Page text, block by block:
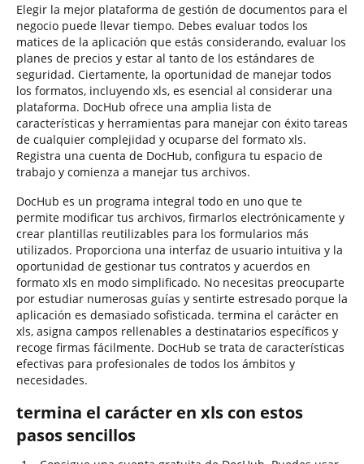
Elegir la mejor plataforma de gestión de documentos para el
negocio puede llevar tiempo. Debes evaluar todos los
matices de la aplicación que estás considerando, evaluar los
planes de precios y estar al tanto de los estándares de
seguridad. Ciertamente, la oportunidad de manejar todos
los formatos, incluyendo xls, es esencial al considerar una
plataforma. DocHub ofrece una amplia lista de
características y herramientas para manejar con éxito tareas
de cualquier complejidad y ocuparse del formato xls.
Registra una cuenta de DocHub, configura tu espacio de
trabajo y comienza a manejar tus archivos.
DocHub es un programa integral todo en uno que te
permite modificar tus archivos, firmarlos electrónicamente y
crear plantillas reutilizables para los formularios más
utilizados. Proporciona una interfaz de usuario intuitiva y la
oportunidad de gestionar tus contratos y acuerdos en
formato xls en modo simplificado. No necesitas preocuparte
por estudiar numerosas guías y sentirte estresado porque la
aplicación es demasiado sofisticada. termina el carácter en
xls, asigna campos rellenables a destinatarios específicos y
recoge firmas fácilmente. DocHub se trata de características
efectivas para profesionales de todos los ámbitos y
necesidades.
termina el carácter en xls con estos
pasos sencillos